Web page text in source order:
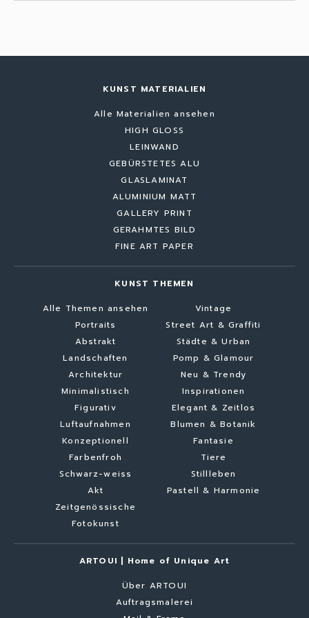
KUNST MATERIALIEN
Alle Materialien ansehen
HIGH GLOSS
LEINWAND
GEBÜRSTETES ALU
GLASLAMINAT
ALUMINIUM MATT
GALLERY PRINT
GERAHMTES BILD
FINE ART PAPER
KUNST THEMEN
Alle Themen ansehen
Portraits
Abstrakt
Landschaften
Architektur
Minimalistisch
Figurativ
Luftaufnahmen
Konzeptionell
Farbenfroh
Schwarz-weiss
Akt
Zeitgenössische
Fotokunst
Vintage
Street Art & Graffiti
Städte & Urban
Pomp & Glamour
Neu & Trendy
Inspirationen
Elegant & Zeitlos
Blumen & Botanik
Fantasie
Tiere
Stillleben
Pastell & Harmonie
ARTOUI | Home of Unique Art
Über ARTOUI
Auftragsmalerei